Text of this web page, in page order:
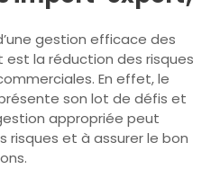
gestion efficace des
la réduction des risques
En effet, le
son lot de défis et
appropriée peut
risques et à assurer le bon